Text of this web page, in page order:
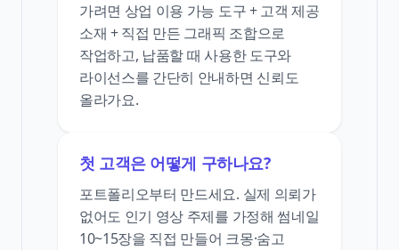
가려면 상업 이용 가능 도구 + 고객 제공
소재 + 직접 만든 그래픽 조합으로
작업하고, 납품할 때 사용한 도구와
라이선스를 간단히 안내하면 신뢰도
올라가요.
첫 고객은 어떻게 구하나요?
포트폴리오부터 만드세요. 실제 의뢰가
없어도 인기 영상 주제를 가정해 썸네일
10~15장을 직접 만들어 크몽·숨고